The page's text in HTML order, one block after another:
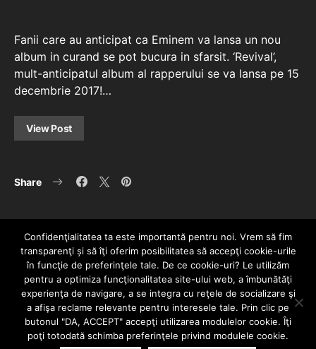
Fanii care au anticipat ca Eminem va lansa un nou
album in curand se pot bucura in sfarsit. ‘Revival’,
mult-anticipatul album al rapperului se va lansa pe 15
decembrie 2017!…
View Post
Share
HOME CONTACT POLITICĂ DE CONFIDENȚIALITATE
Since 2005 | Copyright by HIPHOPLIVE
ENTERTAINMENT SRL
Confidenţialitatea ta este importantă pentru noi. Vrem să fim
transparenţi și să îţi oferim posibilitatea să accepţi cookie-urile
în funcţie de preferinţele tale. De ce cookie-uri? Le utilizăm
pentru a optimiza funcţionalitatea site-ului web, a îmbunătăţi
experienţa de navigare, a se integra cu reţele de socializare şi
a afişa reclame relevante pentru interesele tale. Prin clic pe
butonul "DA, ACCEPT" accepţi utilizarea modulelor cookie. Îţi
poţi totodată schimba preferinţele privind modulele cookie.